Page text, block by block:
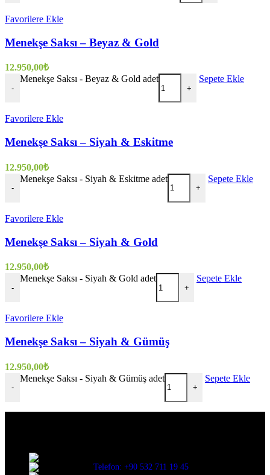
Favorilere Ekle
Menekşe Saksı – Beyaz & Gold
12.950,00₺
-
Menekşe Saksı - Beyaz & Gold adet
+
Sepete Ekle
Favorilere Ekle
Menekşe Saksı – Siyah & Eskitme
12.950,00₺
-
Menekşe Saksı - Siyah & Eskitme adet
+
Sepete Ekle
Favorilere Ekle
Menekşe Saksı – Siyah & Gold
12.950,00₺
-
Menekşe Saksı - Siyah & Gold adet
+
Sepete Ekle
Favorilere Ekle
Menekşe Saksı – Siyah & Gümüş
12.950,00₺
-
Menekşe Saksı - Siyah & Gümüş adet
+
Sepete Ekle
Telefon: +90 532 711 19 45